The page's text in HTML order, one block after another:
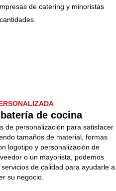
de catering y minoristas
de cocina
de personalización para satisfacer
tamaños de material, formas
logotipo y personalización de
o un mayorista, podemos
de calidad para ayudarle a
su negocio.